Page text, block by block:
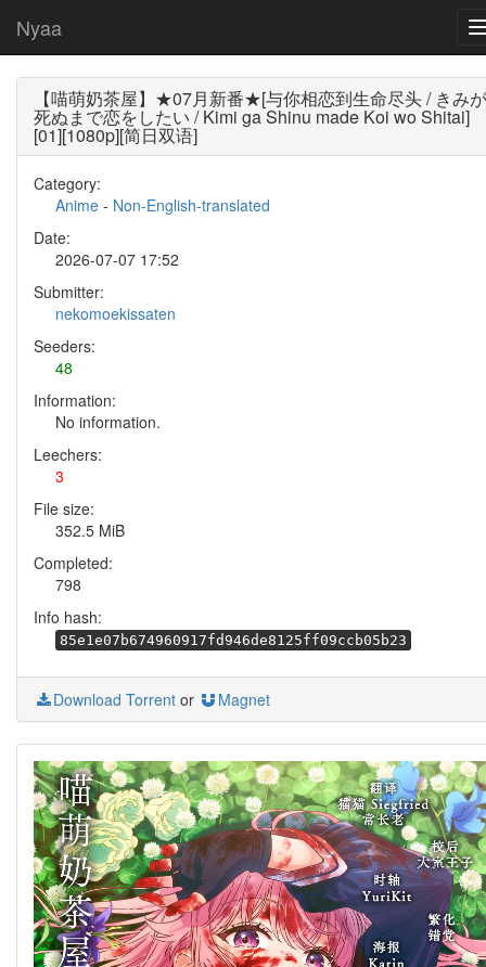
Nyaa
【喵萌奶茶屋】★07月新番★[与你相恋到生命尽头 / きみが
死ぬまで恋をしたい / Kimi ga Shinu made Koi wo Shitai]
[01][1080p][简日双语]
Category:
Anime - Non-English-translated
Date:
2026-07-07 17:52
Submitter:
nekomoekissaten
Seeders:
48
Information:
No information.
Leechers:
3
File size:
352.5 MiB
Completed:
798
Info hash:
85e1e07b674960917fd946de8125ff09ccb05b23
Download Torrent or Magnet